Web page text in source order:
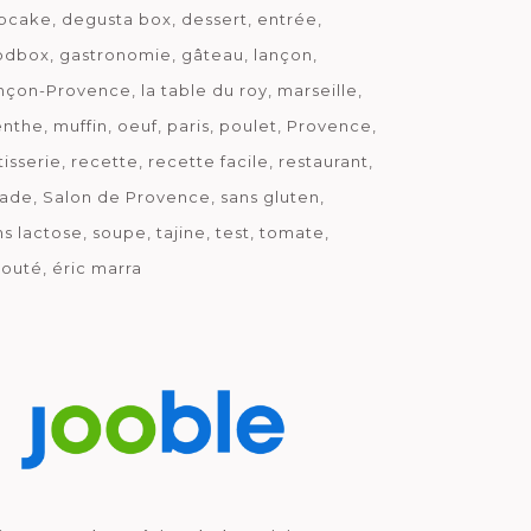
degusta box dessert
entrée
gastronomie gâteau
lançon
Provence
la table du roy
marseille
muffin oeuf paris poulet
Provence
recette recette facile
restaurant
Salon de Provence
sans gluten
lactose
soupe tajine test
tomate
éric marra